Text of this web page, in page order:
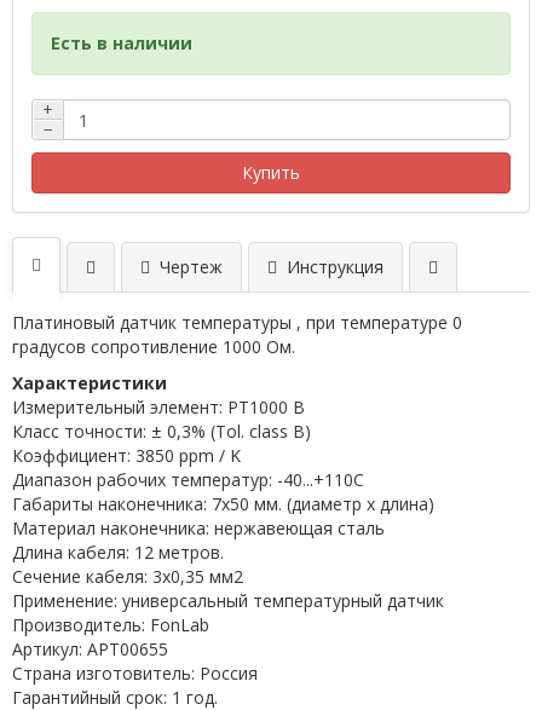
Есть в наличии
+
−
Купить
Чертеж Инструкция
Платиновый датчик температуры , при температуре 0
градусов сопротивление 1000 Ом.
Характеристики
Измерительный элемент: PT1000 B
Класс точности: ± 0,3% (Tol. class B)
Коэффициент: 3850 ppm / K
Диапазон рабочих температур: -40...+110C
Габариты наконечника: 7x50 мм. (диаметр х длина)
Материал наконечника: нержавеющая сталь
Длина кабеля: 12 метров.
Сечение кабеля: 3x0,35 мм2
Применение: универсальный температурный датчик
Производитель: FonLab
Артикул: APT00655
Страна изготовитель: Россия
Гарантийный срок: 1 год.